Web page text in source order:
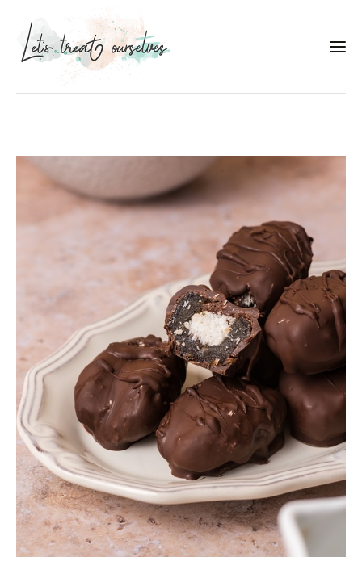
Portfolio
Services
Food photography tips
Επικοινωνία
Συνεργασίες
Moments of Mine
FAQ